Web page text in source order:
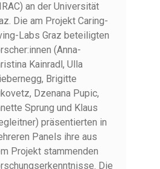
an der Universität
Die am Projekt Caring-
Labs Graz beteiligten
(Anna-
Kainradl, Ulla
Brigitte
Dzenana Pupic,
Sprung und Klaus
präsentierten in
Panels ihre aus
Projekt stammenden
Die